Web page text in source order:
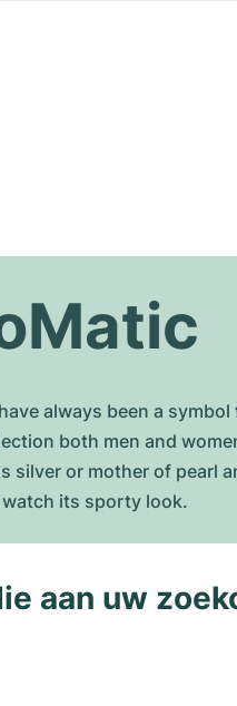
always been a
both men and
silver or mother of pearl
its sporty look.
aan uw